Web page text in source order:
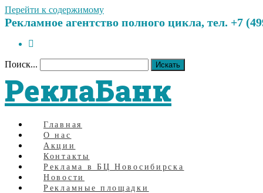
Перейти к содержимому
Рекламное агентство полного цикла, тел. +7
Поиск... Искать
РеклаБанк
Главная
О нас
Акции
Контакты
Реклама в БЦ Новосибирска
Новости
Рекламные площадки